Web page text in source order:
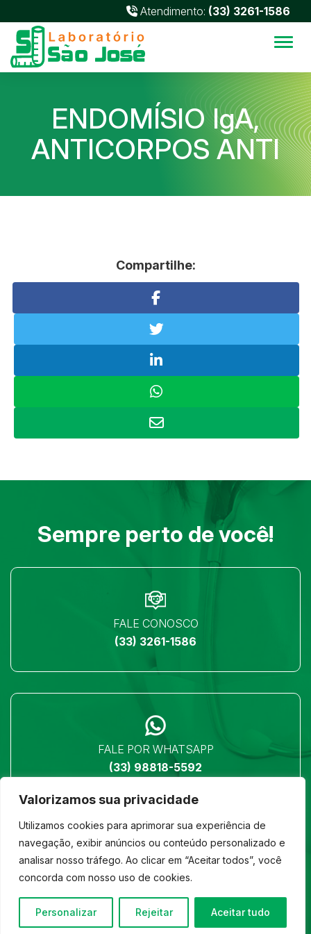
Valorizamos sua privacidade
Utilizamos cookies para aprimorar sua experiência de
navegação, exibir anúncios ou conteúdo personalizado e
analisar nosso tráfego. Ao clicar em “Aceitar todos”, você
concorda com nosso uso de cookies.
Personalizar Rejeitar Aceitar tudo
Atendimento: (33) 3261-1586
ENDOMÍSIO IgA,
ANTICORPOS ANTI
Compartilhe:
Sempre perto de você!
FALE CONOSCO
(33) 3261-1586
FALE POR WHATSAPP
(33) 98818-5592
LOCALIZAÇÃO